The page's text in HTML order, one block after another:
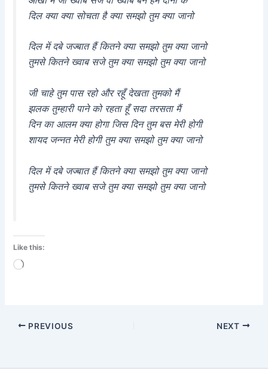
दिल क्या क्या सोचता है क्या समझो तुम क्या जानो
दिल में दबे जज्बात हैं कितने क्या समझो तुम क्या जानो
तुमसे कितने ख्वाब सजे तुम क्या समझो तुम क्या जानो
जी चाहे तुम पास रहो और रहूँ देखता तुमको मैं
झलक तुम्हारी पाने को रहता हूँ सदा तरसता मैं
दिन का आलम क्या होगा जिस दिन तुम बस मेरी होगी
शायद जन्नत मेरी होगी तुम क्या समझो तुम क्या जानो
दिल में दबे जज्बात हैं कितने क्या समझो तुम क्या जानो
तुमसे कितने ख्वाब सजे तुम क्या समझो तुम क्या जानो
Like this:
Loading…
PREVIOUS NEXT